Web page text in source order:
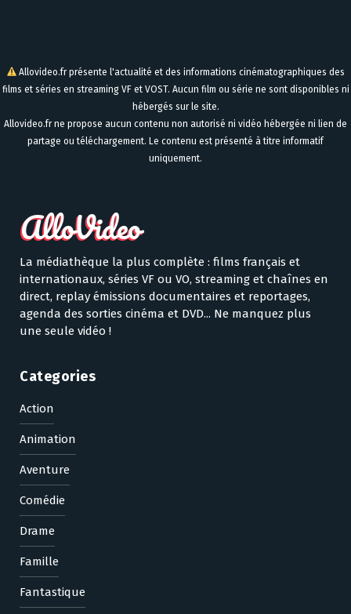
Allovideo.fr présente l'actualité et des informations cinématographiques des
films et séries en streaming VF et VOST. Aucun film ou série ne sont disponibles ni
hébergés sur le site.
Allovideo.fr ne propose aucun contenu non autorisé ni vidéo hébergée ni lien de
partage ou téléchargement. Le contenu est présenté à titre informatif
uniquement.
La médiathèque la plus complète : films français et
internationaux, séries VF ou VO, streaming et chaînes en
direct, replay émissions documentaires et reportages,
agenda des sorties cinéma et DVD... Ne manquez plus
une seule vidéo !
Categories
Action
Animation
Aventure
Comédie
Drame
Famille
Fantastique